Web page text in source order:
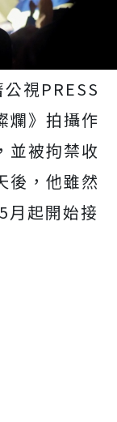
視PRESS
爛》拍攝作
並被拘禁收
後，他雖然
月起開始接